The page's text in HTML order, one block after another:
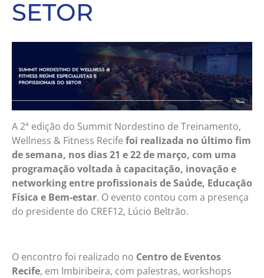
SETOR
A 2ª edição do Summit Nordestino de Treinamento,
Wellness & Fitness Recife foi realizada no último fim
de semana, nos dias 21 e 22 de março, com uma
programação voltada à capacitação, inovação e
networking entre profissionais de Saúde, Educação
Física e Bem-estar. O evento contou com a presença
do presidente do CREF12, Lúcio Beltrão.
O encontro foi realizado no Centro de Eventos
Recife, em Imbiribeira, com palestras, workshops